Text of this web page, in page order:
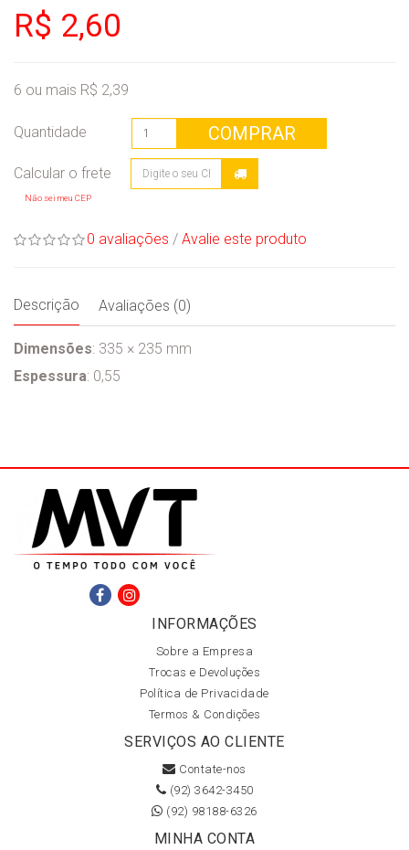
R$ 2,60
6 ou mais R$ 2,39
Quantidade COMPRAR
Não sei meu CEP
0 avaliações / Avalie este produto
Descrição Avaliações (0)
Dimensões: 335 × 235 mm
Espessura: 0,55
INFORMAÇÕES
Sobre a Empresa
Trocas e Devoluções
Política de Privacidade
Termos & Condições
SERVIÇOS AO CLIENTE
Contate-nos
(92) 3642-3450
(92) 98188-6326
MINHA CONTA